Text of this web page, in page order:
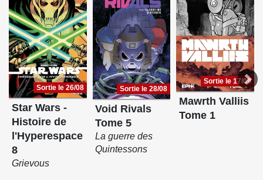
Sortie le 26/08
Star Wars -
Histoire de
l'Hyperespace
8
Grievous
Sortie le 28/08
Void Rivals
Tome 5
La guerre des
Quintessons
Sortie le 17/09
Mawrth Valliis
Tome 1